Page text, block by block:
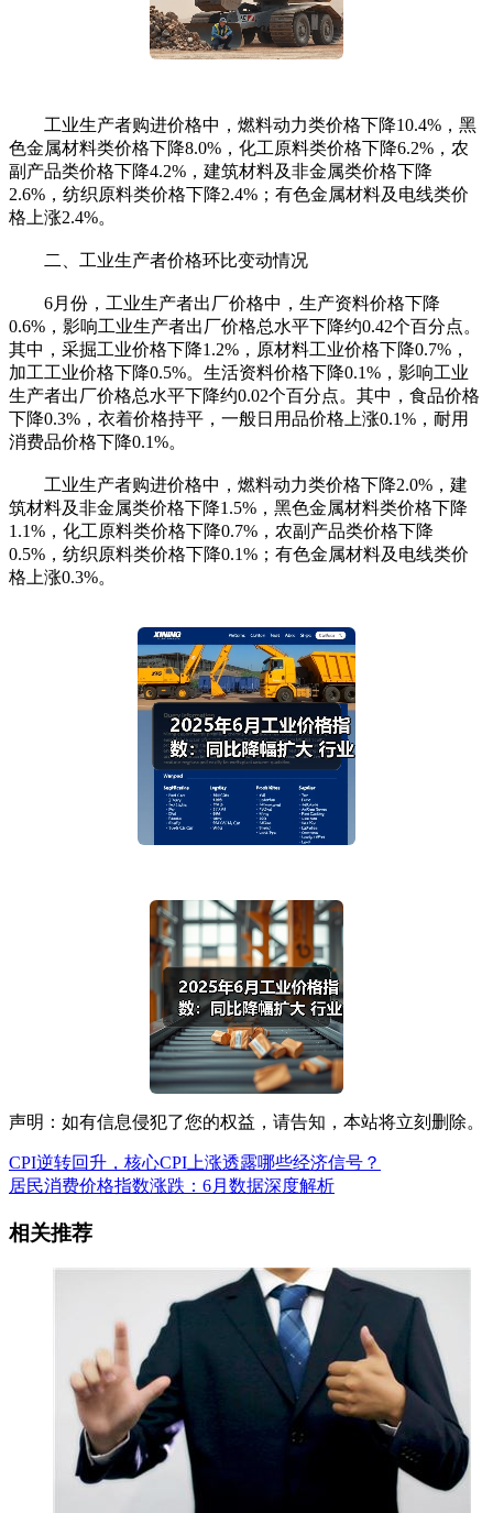
工业生产者购进价格中，燃料动力类价格下降10.4%，黑
色金属材料类价格下降8.0%，化工原料类价格下降6.2%，农
副产品类价格下降4.2%，建筑材料及非金属类价格下降
2.6%，纺织原料类价格下降2.4%；有色金属材料及电线类价
格上涨2.4%。
二、工业生产者价格环比变动情况
6月份，工业生产者出厂价格中，生产资料价格下降
0.6%，影响工业生产者出厂价格总水平下降约0.42个百分点。
其中，采掘工业价格下降1.2%，原材料工业价格下降0.7%，
加工工业价格下降0.5%。生活资料价格下降0.1%，影响工业
生产者出厂价格总水平下降约0.02个百分点。其中，食品价格
下降0.3%，衣着价格持平，一般日用品价格上涨0.1%，耐用
消费品价格下降0.1%。
工业生产者购进价格中，燃料动力类价格下降2.0%，建
筑材料及非金属类价格下降1.5%，黑色金属材料类价格下降
1.1%，化工原料类价格下降0.7%，农副产品类价格下降
0.5%，纺织原料类价格下降0.1%；有色金属材料及电线类价
格上涨0.3%。
声明：如有信息侵犯了您的权益，请告知，本站将立刻删除。
CPI逆转回升，核心CPI上涨透露哪些经济信号？
居民消费价格指数涨跌：6月数据深度解析
相关推荐